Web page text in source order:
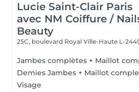
Lucie Saint-Clair Paris
avec NM Coiffure /
Beauty
25C, boulevard Royal Ville-Haute L-
Jambes complètes + Maillot
Demies Jambes + Maillot
Visage